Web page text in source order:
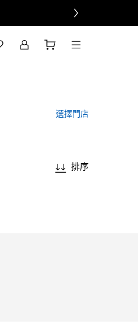
選擇門店
排序